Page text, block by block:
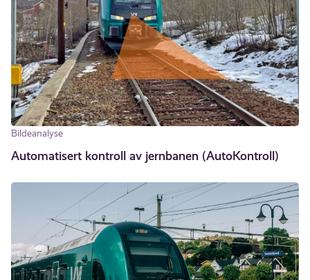
Bildeanalyse
Automatisert kontroll av jernbanen (AutoKontroll)